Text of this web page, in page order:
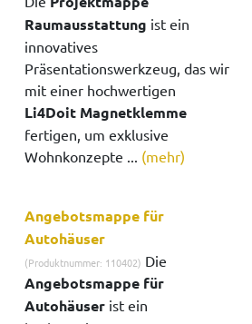
Raumausstattung ist ein
innovatives
Präsentationswerkzeug, das wir
mit einer hochwertigen
Li4Doit Magnetklemme
fertigen, um exklusive
Wohnkonzepte ... (mehr)
Angebotsmappe für
Autohäuser
(Produktnummer: 110402) Die
Angebotsmappe für
Autohäuser ist ein